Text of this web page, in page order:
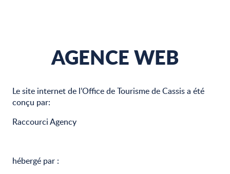
AGENCE WEB
Le site internet de l’Office de Tourisme de Cassis a été
conçu par:
Raccourci Agency
hébergé par :